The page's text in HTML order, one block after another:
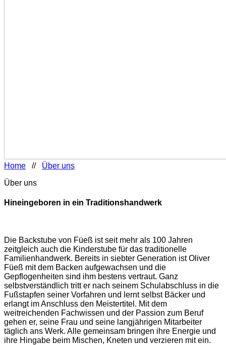
Home // Über uns
Über uns
Hineingeboren in ein Traditionshandwerk
Die Backstube von Füeß ist seit mehr als 100 Jahren
zeitgleich auch die Kinderstube für das traditionelle
Familienhandwerk. Bereits in siebter Generation ist Oliver
Füeß mit dem Backen aufgewachsen und die
Gepflogenheiten sind ihm bestens vertraut. Ganz
selbstverständlich tritt er nach seinem Schulabschluss in die
Fußstapfen seiner Vorfahren und lernt selbst Bäcker und
erlangt im Anschluss den Meistertitel. Mit dem
weitreichenden Fachwissen und der Passion zum Beruf
gehen er, seine Frau und seine langjährigen Mitarbeiter
täglich ans Werk. Alle gemeinsam bringen ihre Energie und
ihre Hingabe beim Mischen, Kneten und verzieren mit ein.